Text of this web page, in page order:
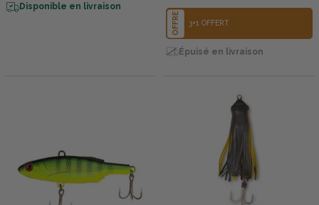
Disponible en livraison
OFFRE 3+1 OFFERT
Épuisé en livraison